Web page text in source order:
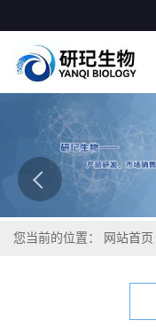
您当前的位置： 网站首页